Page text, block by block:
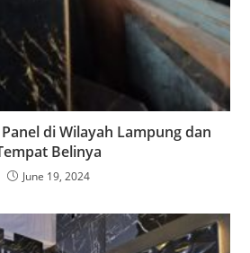
di Wilayah Lampung dan
Belinya
June 19, 2024